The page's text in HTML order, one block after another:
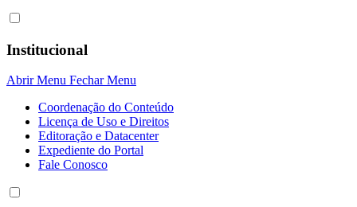
Institucional
Abrir Menu Fechar Menu
Coordenação do Conteúdo
Licença de Uso e Direitos
Editoração e Datacenter
Expediente do Portal
Fale Conosco